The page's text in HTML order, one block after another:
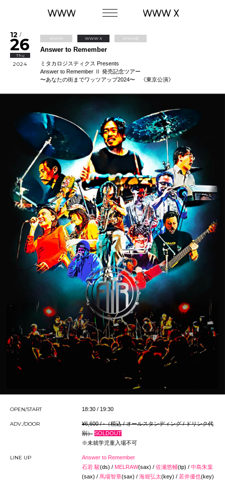
12 /
26
Thu
2024
WWW WWW X WWWβ
Answer to Remember
ミタカロジスティクス Presents
Answer to Remember Ⅱ 発売記念ツアー
〜あなたの街までワッツアップ2024〜 《東京公演》
OPEN/START 18:30 / 19:30
ADV./DOOR
¥6,600 / -（税込 / オールスタンディング / ドリンク代
別） SOLDOUT
※未就学児童入場不可
LINE UP
Answer to Remember
石若 駿(ds) / MELRAW(sax) / 佐瀬悠輔(tp) / 中島朱葉
(sax) / 馬場智章(sax) / 海堀弘太(key) / 若井優也(key)